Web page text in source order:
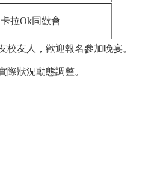
拉Ok同歡會
友人，歡迎報名參加晚宴。
際狀況動態調整。